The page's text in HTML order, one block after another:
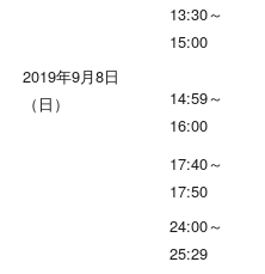
2019年9月8日
（日）
13:30～
15:00
14:59～
16:00
17:40～
17:50
24:00～
25:29